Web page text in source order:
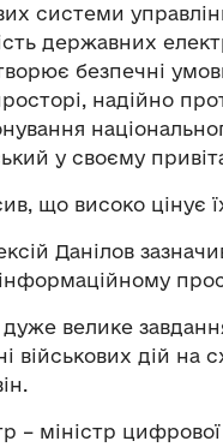
системи
державних
безпечні
надійно
у своєму
що високо цінує
Данілов
велике
військових дій на
– міністр